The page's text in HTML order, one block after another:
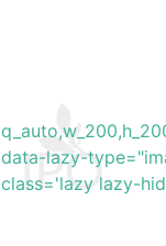
data-lazy-
class='lazy lazy-